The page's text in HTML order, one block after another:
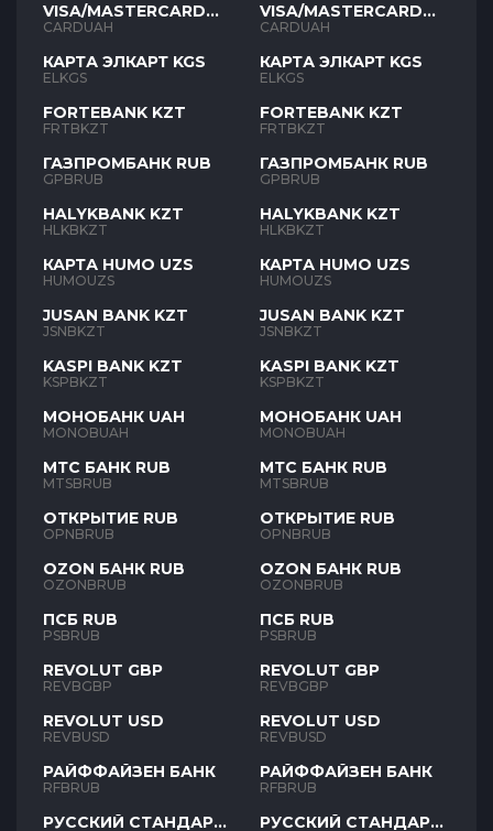
VISA/MASTERCARD
UAH
CARDUAH
КАРТА ЭЛКАРТ KGS
ELKGS
FORTEBANK KZT
FRTBKZT
ГАЗПРОМБАНК RUB
GPBRUB
HALYKBANK KZT
HLKBKZT
КАРТА HUMO UZS
HUMOUZS
JUSAN BANK KZT
JSNBKZT
KASPI BANK KZT
KSPBKZT
МОНОБАНК UAH
MONOBUAH
МТС БАНК RUB
MTSBRUB
ОТКРЫТИЕ RUB
OPNBRUB
OZON БАНК RUB
OZONBRUB
ПСБ RUB
PSBRUB
REVOLUT GBP
REVBGBP
REVOLUT USD
REVBUSD
РАЙФФАЙЗЕН БАНК
RFBRUB
РУССКИЙ СТАНДАРТ
VISA/MASTERCARD
UAH
CARDUAH
КАРТА ЭЛКАРТ KGS
ELKGS
FORTEBANK KZT
FRTBKZT
ГАЗПРОМБАНК RUB
GPBRUB
HALYKBANK KZT
HLKBKZT
КАРТА HUMO UZS
HUMOUZS
JUSAN BANK KZT
JSNBKZT
KASPI BANK KZT
KSPBKZT
МОНОБАНК UAH
MONOBUAH
МТС БАНК RUB
MTSBRUB
ОТКРЫТИЕ RUB
OPNBRUB
OZON БАНК RUB
OZONBRUB
ПСБ RUB
PSBRUB
REVOLUT GBP
REVBGBP
REVOLUT USD
REVBUSD
РАЙФФАЙЗЕН БАНК
RFBRUB
РУССКИЙ СТАНДАРТ